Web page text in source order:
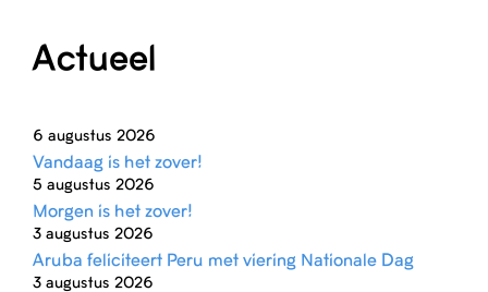
Actueel
6 augustus 2026
Vandaag is het zover!
5 augustus 2026
Morgen is het zover!
3 augustus 2026
Aruba feliciteert Peru met viering Nationale Dag
3 augustus 2026